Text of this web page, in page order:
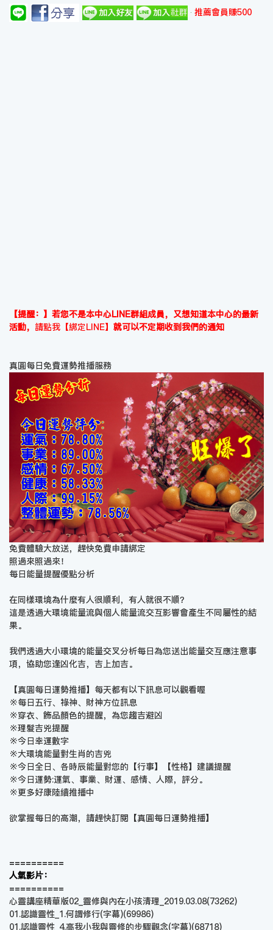
推薦會員賺500
【提醒：】若您不是本中心LINE群組成員，又想知道本中心的最新
活動， 請點我【綁定LINE】 就可以不定期收到我們的通知
真圓每日免費運勢推播服務
免費體驗大放送，趕快免費申請綁定
照過來照過來！
每日能量提醒優點分析
在同樣環境為什麼有人很順利，有人就很不順？
這是透過大環境能量流與個人能量流交互影響會產生不同屬性的結
果。
我們透過大小環境的能量交叉分析每日為您送出能量交互應注意事
項，協助您逢凶化吉，吉上加吉。
【真圓每日運勢推播】每天都有以下訊息可以觀看喔
※每日五行、祿神、財神方位訊息
※穿衣、飾品顏色的提醒，為您趨吉避凶
※理髮吉兇提醒
※今日幸運數字
※大環境能量對生肖的吉兇
※今日全日、各時辰能量對您的【行事】【性格】建議提醒
※今日運勢:運氣、事業、財運、感情、人際，評分。
※更多好康陸續推播中
欲掌握每日的高潮，請趕快訂閱【真圓每日運勢推播】
==========
人氣影片：
==========
心靈講座精華版02_靈修與內在小孩清理_2019.03.08(73262)
01.認識靈性_1.何謂修行(字幕)(69986)
01.認識靈性_4.高我小我與靈修的步驟觀念(字幕)(68718)